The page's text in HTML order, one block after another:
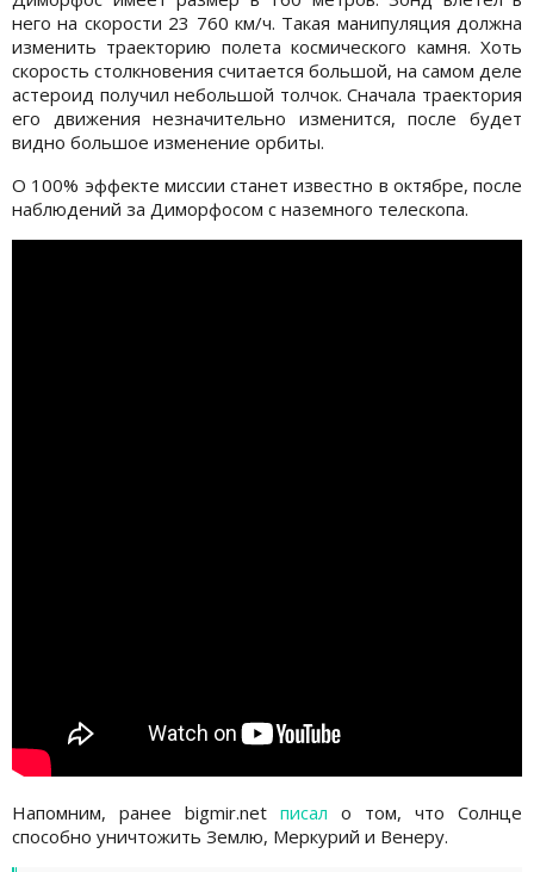
него на скорости 23 760 км/ч. Такая манипуляция должна
изменить траекторию полета космического камня. Хоть
скорость столкновения считается большой, на самом деле
астероид получил небольшой толчок. Сначала траектория
его движения незначительно изменится, после будет
видно большое изменение орбиты.
О 100% эффекте миссии станет известно в октябре, после
наблюдений за Диморфосом с наземного телескопа.
Напомним, ранее bigmir.net писал о том, что Солнце
способно уничтожить Землю, Меркурий и Венеру.